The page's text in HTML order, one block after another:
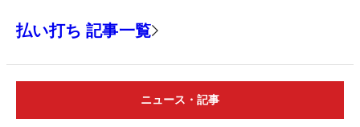
払い打ち 記事一覧
ニュース・記事